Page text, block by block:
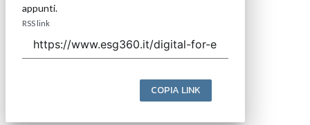
appunti.
RSS link
COPIA LINK